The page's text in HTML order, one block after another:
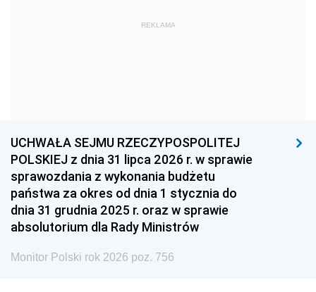
1959
1939 1938 1937
1936 1930
REKLAMA
UCHWAŁA SEJMU RZECZYPOSPOLITEJ
POLSKIEJ z dnia 31 lipca 2026 r. w sprawie
sprawozdania z wykonania budżetu
państwa za okres od dnia 1 stycznia do
dnia 31 grudnia 2025 r. oraz w sprawie
absolutorium dla Rady Ministrów
Monitor Polski rok 2026 poz. 756